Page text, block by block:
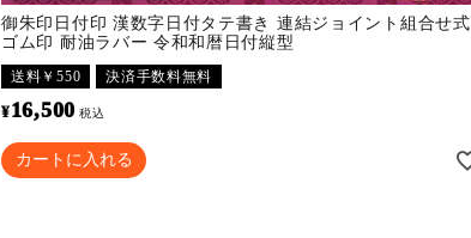
御朱印日付印 漢数字日付タテ書き 連結ジョイント組合せ式
ゴム印 耐油ラバー 令和和暦日付縦型
送料￥550 決済手数料無料
¥16,500 税込
カートに入れる